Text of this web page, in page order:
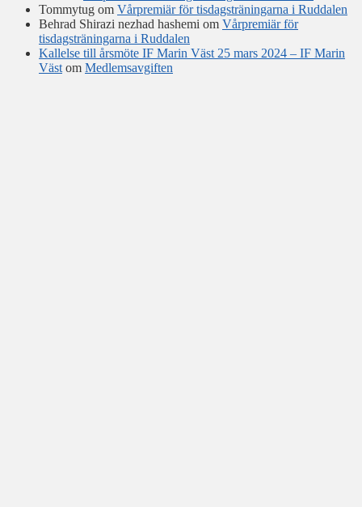
Tommytug om Vårpremiär för tisdagsträningarna i Ruddalen
Behrad Shirazi nezhad hashemi om Vårpremiär för
tisdagsträningarna i Ruddalen
Kallelse till årsmöte IF Marin Väst 25 mars 2024 – IF Marin
Väst om Medlemsavgiften